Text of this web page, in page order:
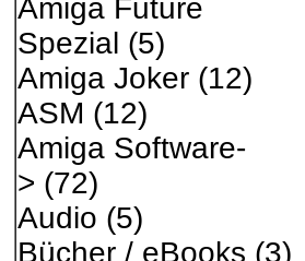
Amiga Future
Spezial (5)
Amiga Joker (12)
ASM (12)
Amiga Software-
> (72)
Audio (5)
Bücher / eBooks (3)